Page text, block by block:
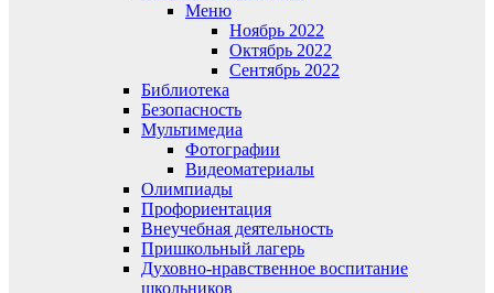
Меню
Ноябрь 2022
Октябрь 2022
Сентябрь 2022
Библиотека
Безопасность
Мультимедиа
Фотографии
Видеоматериалы
Олимпиады
Профориентация
Внеучебная деятельность
Пришкольный лагерь
Духовно-нравственное воспитание
школьников